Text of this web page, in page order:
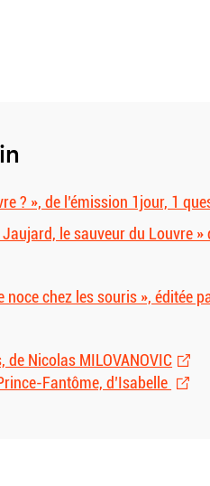
? », de l’émission 1jour, 1
le sauveur du Louvre
noce chez les souris », éditée
Nicolas MILOVANOVIC
Fantôme, d’Isabelle